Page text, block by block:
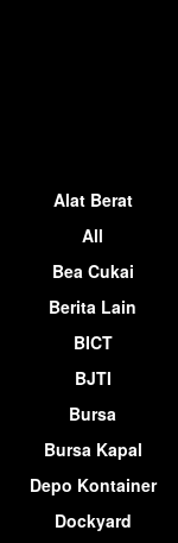
Alat Berat
All
Bea Cukai
Berita Lain
BICT
BJTI
Bursa
Bursa Kapal
Depo Kontainer
Dockyard